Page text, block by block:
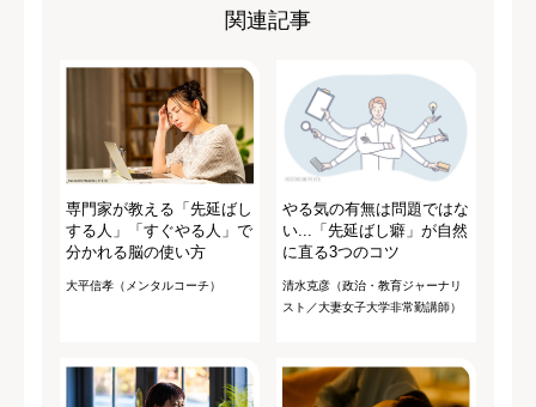
関連記事
専門家が教える「先延ばし
する人」「すぐやる人」で
分かれる脳の使い方
大平信孝（メンタルコーチ）
やる気の有無は問題ではな
い...「先延ばし癖」が自然
に直る3つのコツ
清水克彦（政治・教育ジャーナリ
スト／大妻女子大学非常勤講師）